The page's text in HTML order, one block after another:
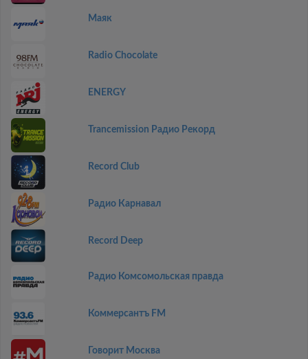
Маяк
Radio Chocolate
ENERGY
Trancemission Радио Рекорд
Record Club
Радио Карнавал
Record Deep
Радио Комсомольская правда
Коммерсантъ FM
Говорит Москва